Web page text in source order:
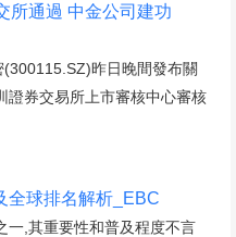
所通過 中金公司建功
昨日晚間發布關
證券交易所上市審核中心審核
全球排名解析_EBC
一,其重要性和普及程度不言